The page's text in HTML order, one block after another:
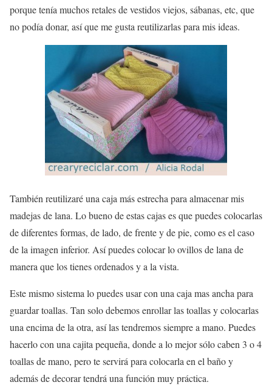
porque tenía muchos retales de vestidos viejos, sábanas, etc, que
no podía donar, así que me gusta reutilizarlas para mis ideas.
También reutilizaré una caja más estrecha para almacenar mis
madejas de lana. Lo bueno de estas cajas es que puedes colocarlas
de diferentes formas, de lado, de frente y de pie, como es el caso
de la imagen inferior. Así puedes colocar lo ovillos de lana de
manera que los tienes ordenados y a la vista.
Este mismo sistema lo puedes usar con una caja mas ancha para
guardar toallas. Tan solo debemos enrollar las toallas y colocarlas
una encima de la otra, así las tendremos siempre a mano. Puedes
hacerlo con una cajita pequeña, donde a lo mejor sólo caben 3 o 4
toallas de mano, pero te servirá para colocarla en el baño y
además de decorar tendrá una función muy práctica.